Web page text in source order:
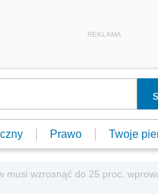
REKLAMA
Prawo Twoje
musi wzrosnąć do 25 proc.